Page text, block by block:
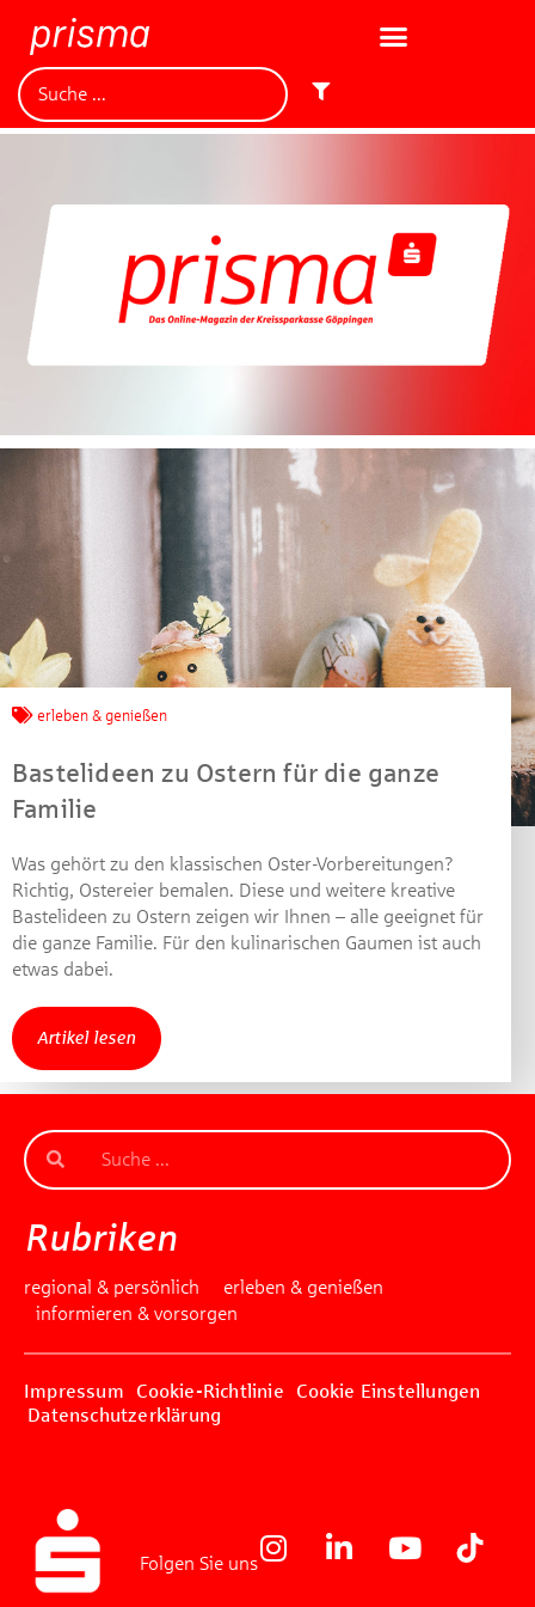
erleben & genießen
Bastelideen zu Ostern für die ganze
Familie
Was gehört zu den klassischen Oster-Vorbereitungen?
Richtig, Ostereier bemalen. Diese und weitere kreative
Bastelideen zu Ostern zeigen wir Ihnen – alle geeignet für
die ganze Familie. Für den kulinarischen Gaumen ist auch
etwas dabei.
Artikel lesen
Rubriken
regional & persönlich
erleben & genießen
informieren & vorsorgen
Impressum Cookie-Richtlinie
Cookie Einstellungen
Datenschutzerklärung
Folgen Sie uns
Jetzt mitmachen und
gewinnen!
Dezember 2021 verlosen wir 10 Gutscheine des
Treffpunkt Gold der Kreissparkasse Göppingen im Wert
Beantworten Sie einfach folgende Frage:
Welches Jubiläum feiert die Kreissparkasse
Göppingen in diesem Jahr?